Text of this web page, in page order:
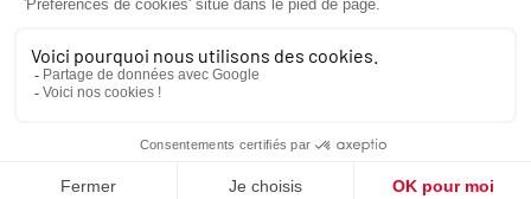
NOTRE ZONE D’INTERVENTION
AUTOUR DE DOL-DE-BRETAGNE
Dol-de-Bretagne, en Ille-et-Vilaine,
Cheminée GOUPIL
accompagne depuis plus de 45 ans les